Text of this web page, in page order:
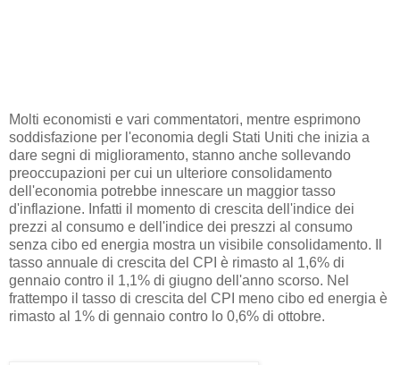
Molti economisti e vari commentatori, mentre esprimono
soddisfazione per l'economia degli Stati Uniti che inizia a
dare segni di miglioramento, stanno anche sollevando
preoccupazioni per cui un ulteriore consolidamento
dell'economia potrebbe innescare un maggior tasso
d'inflazione. Infatti il momento di crescita dell'indice dei
prezzi al consumo e dell'indice dei preszzi al consumo
senza cibo ed energia mostra un visibile consolidamento. Il
tasso annuale di crescita del CPI è rimasto al 1,6% di
gennaio contro il 1,1% di giugno dell'anno scorso. Nel
frattempo il tasso di crescita del CPI meno cibo ed energia è
rimasto al 1% di gennaio contro lo 0,6% di ottobre.